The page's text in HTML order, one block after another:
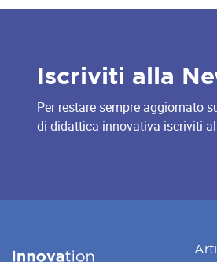
Iscriviti alla
Per restare sempre aggiornato
di didattica innovativa iscriviti